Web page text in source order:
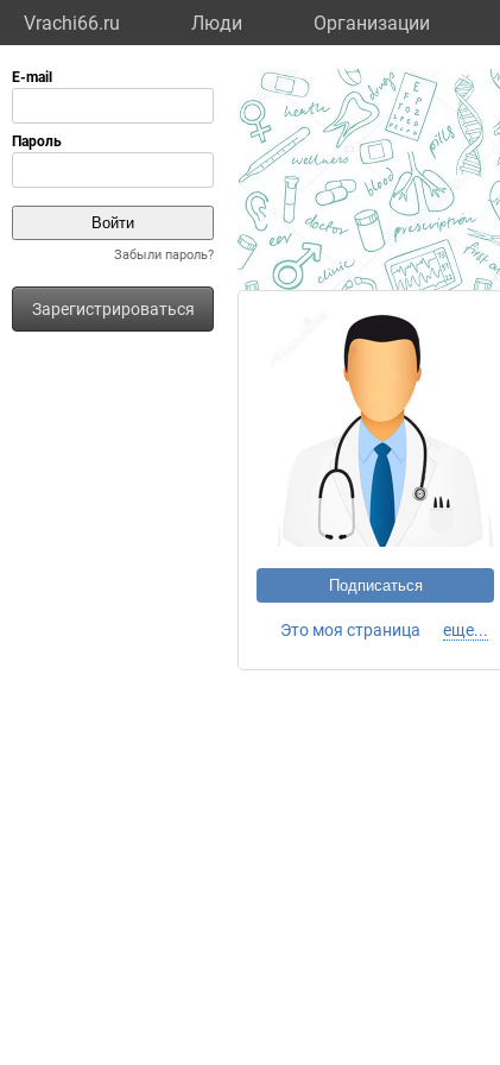
Vrachi66.ru Люди Организации
Забыли пароль?
Зарегистрироваться
Подписаться
Это моя страница еще...